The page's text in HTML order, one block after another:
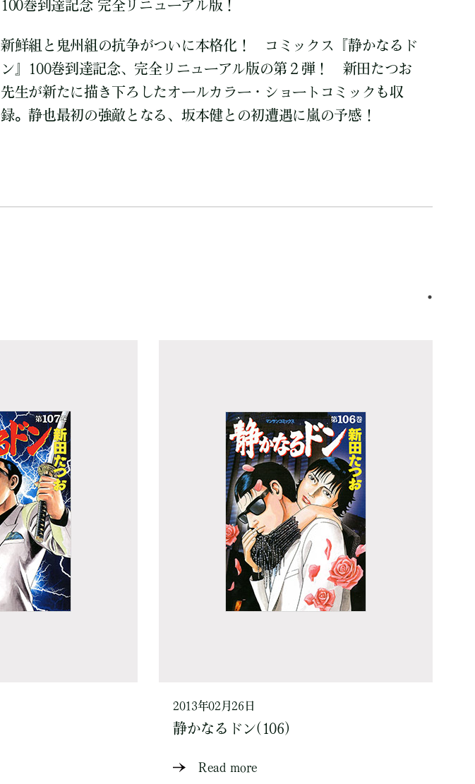
100巻到達記念 完全リニューアル版！
新鮮組と鬼州組の抗争がついに本格化！ コミックス『静かなるド
ン』100巻到達記念、完全リニューアル版の第２弾！ 新田たつお
先生が新たに描き下ろしたオールカラー・ショートコミックも収
録。静也最初の強敵となる、坂本健との初遭遇に嵐の予感！
2013年02月26日
静かなるドン(106)
Read more